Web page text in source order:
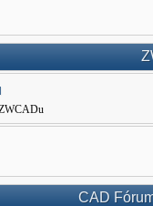
CAD